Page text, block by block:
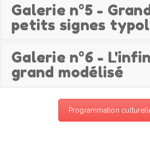
Galerie n°5 -
petits signes
Galerie n°6 -
grand modélisé
Programmation